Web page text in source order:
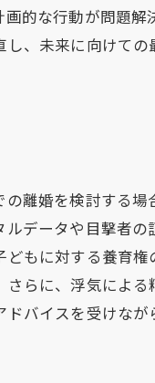
的な行動が問題解
、未来に向けて
離婚を検討する
データや目撃者
もに対する養育
らに、浮気によ
バイスを受けな